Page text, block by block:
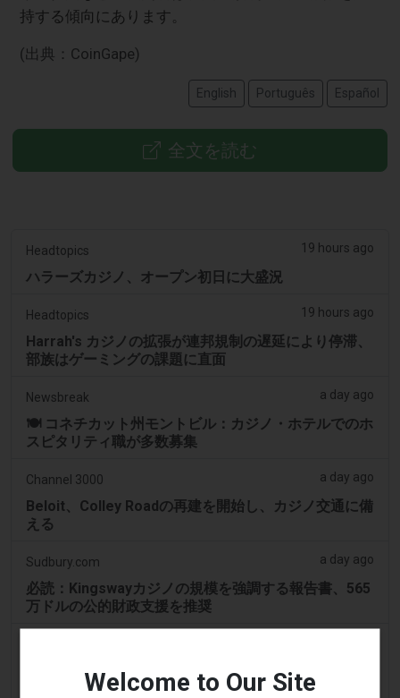
持する傾向にあります。
(出典：CoinGape)
English Português Español
全文を読む
Headtopics 19 hours ago
ハラーズカジノ、オープン初日に大盛況
Headtopics 19 hours ago
Harrah's カジノの拡張が連邦規制の遅延により停滞、
部族はゲーミングの課題に直面
Newsbreak a day ago
🍽️ コネチカット州モントビル：カジノ・ホテルでのホ
スピタリティ職が多数募集
Channel 3000 a day ago
Beloit、Colley Roadの再建を開始し、カジノ交通に備
える
Sudbury.com a day ago
必読：Kingswayカジノの規模を強調する報告書、565
万ドルの公的財政支援を推奨
Mohegan族が韓国に16億ドルのカジノを建設した
が、その後失った
Welcome to Our Site